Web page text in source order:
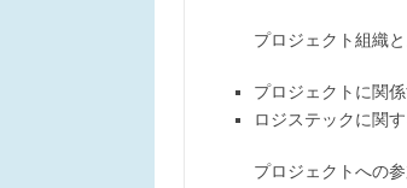
プロジェクト組織
プロジェクトに関
ロジステックに関
プロジェクトへの参